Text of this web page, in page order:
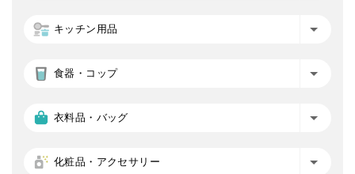
キッチン用品
食器・コップ
衣料品・バッグ
化粧品・アクセサリー